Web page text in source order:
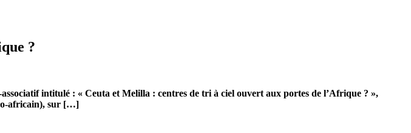
?
intitulé : « Ceuta et Melilla : centres de tri à ciel ouvert aux portes de l’Afrique ? »,
africain), sur […]